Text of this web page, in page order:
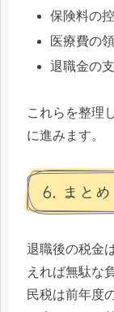
保険料の
医療費の
退職金の
これらを整理
に進みます。
6. まとめ
退職後の税金
えれば無駄な
民税は前年度